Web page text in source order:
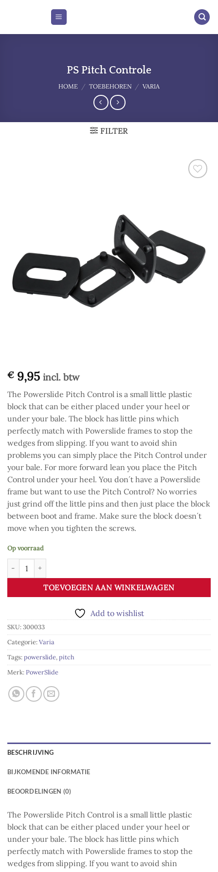
PS Pitch Controle
HOME / TOEBEHOREN / VARIA
FILTER
€ 9,95 incl. btw
The Powerslide Pitch Control is a small little plastic
block that can be either placed under your heel or
under your bale. The block has little pins which
perfectly match with Powerslide frames to stop the
wedges from slipping. If you want to avoid shin
problems you can simply place the Pitch Control under
your bale. For more forward lean you place the Pitch
Control under your heel. You don´t have a Powerslide
frame but want to use the Pitch Control? No worries
just grind off the little pins and then just place the block
between boot and frame. Make sure the block doesn´t
move when you tighten the screws.
Op voorraad
PS Pitch Controle aantal
TOEVOEGEN AAN WINKELWAGEN
Add to wishlist
SKU:300033
Categorie:Varia
Tags:powerslide,pitch
Merk:PowerSlide
BESCHRIJVING
BIJKOMENDE INFORMATIE
BEOORDELINGEN (0)
The Powerslide Pitch Control is a small little plastic
block that can be either placed under your heel or
under your bale. The block has little pins which
perfectly match with Powerslide frames to stop the
wedges from slipping. If you want to avoid shin